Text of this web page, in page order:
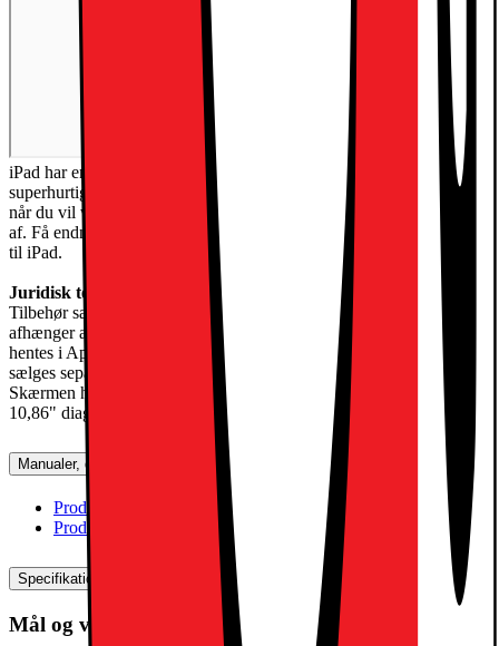
iPad har en smuk Liquid Retina-skærm med True Tone.* Den
superhurtige A16-chip og iPadOS gør iPad til et fantastisk værktøj,
når du vil være kreativ, samarbejde og gøre alle de ting, du holder
af. Få endnu flere muligheder med tilbehør, der er designet specielt
til iPad.
Juridisk tekst
Tilbehør sælges separat, og udbuddet kan variere. Kompatibilitet
afhænger af generationen. Apps kan
hentes i App Store. Udbuddet kan variere. Tredjepartssoftware
sælges separat. *Liquid Retina-skærmen fås til 11" modellen.
Skærmen har afrundede hjørner. Målt som et rektangel er 11" iPad
10,86" diagonalt. Det faktiske visningsområde er mindre.
Manualer, downloads, garanti og support
Produktdatablad (engelsk)
Produktdatablad (dansk)
pdf
Specifikationer
Mål og vægt